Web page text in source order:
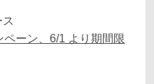
ーン、6/1 より期間限